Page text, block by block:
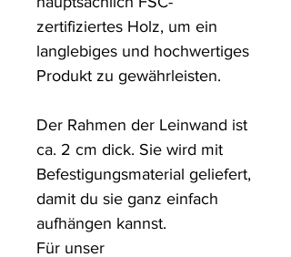
zertifiziertes Holz, um ein
langlebiges und hochwertiges
Produkt zu gewährleisten.
Der Rahmen der Leinwand ist
ca. 2 cm dick. Sie wird mit
Befestigungsmaterial geliefert,
damit du sie ganz einfach
aufhängen kannst.
Für unser